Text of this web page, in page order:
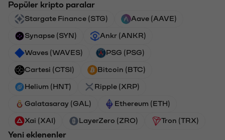
Popüler kripto paralar
Stargate Finance (STG) Aave (AAVE)
Synapse (SYN) Ankr (ANKR)
Waves (WAVES) PSG (PSG)
Cartesi (CTSI) Bitcoin (BTC)
Helium (HNT) Ripple (XRP)
Galatasaray (GAL) Ethereum (ETH)
Xai (XAI) LayerZero (ZRO) Tron (TRX)
Yeni eklenenler